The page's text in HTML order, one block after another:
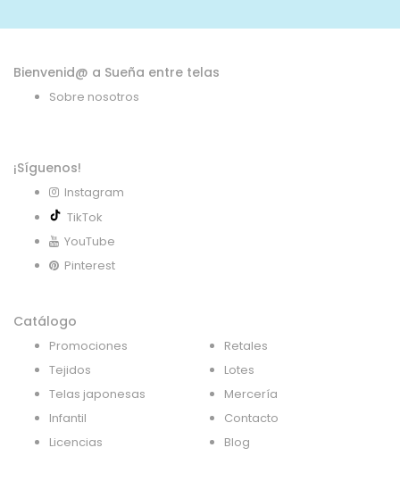
Bienvenid@ a Sueña entre telas
Sobre nosotros
¡Síguenos!
Instagram
TikTok
YouTube
Pinterest
Catálogo
Promociones
Tejidos
Telas japonesas
Infantil
Licencias
Retales
Lotes
Mercería
Contacto
Blog